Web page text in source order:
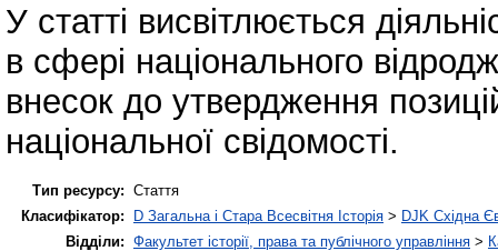
У статті висвітлюється
в сфері національного
внесок до утвердження
національної свідомості.
Тип ресурсу: Стаття
Класифікатор:
D Загальна і Стара Всесвітня Історія > DJK Східна
Відділи: Факультет історії, права та публічного управління >